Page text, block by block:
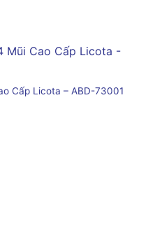
Cấp Licota – ABD-73001